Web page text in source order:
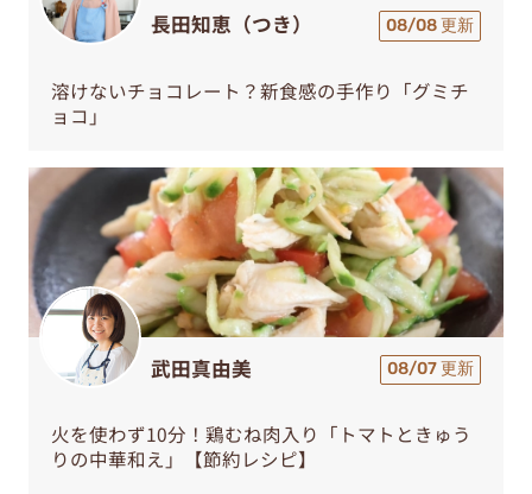
長田知恵（つき） 08/08 更新
溶けないチョコレート？新食感の手作り「グミチ
ョコ」
武田真由美 08/07 更新
火を使わず10分！鶏むね肉入り「トマトときゅう
りの中華和え」【節約レシピ】